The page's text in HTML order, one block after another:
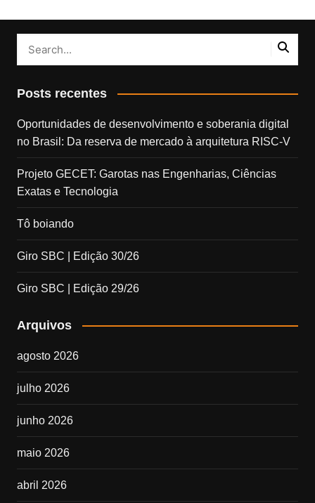
Posts recentes
Oportunidades de desenvolvimento e soberania digital
no Brasil: Da reserva de mercado à arquitetura RISC-V
Projeto GECET: Garotas nas Engenharias, Ciências
Exatas e Tecnologia
Tô boiando
Giro SBC | Edição 30/26
Giro SBC | Edição 29/26
Arquivos
agosto 2026
julho 2026
junho 2026
maio 2026
abril 2026